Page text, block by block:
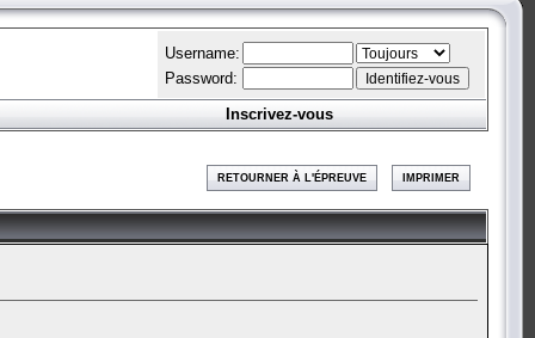
ConnectHall Of Fame
Username:
Password:
Inscrivez-vous
RETOURNER À L'ÉPREUVE IMPRIMER